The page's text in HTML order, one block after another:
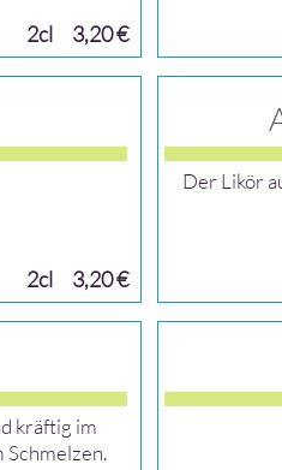
2cl 3,20 €
2cl 3,20 €
Der Likör
kräftig im
Schmelzen.